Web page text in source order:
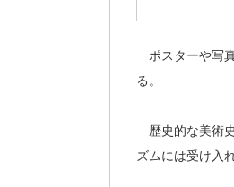
ポスターや写
る。
歴史的な美術
ズムには受け入